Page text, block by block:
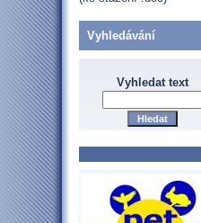
Vyhledávání
Vyhledat text